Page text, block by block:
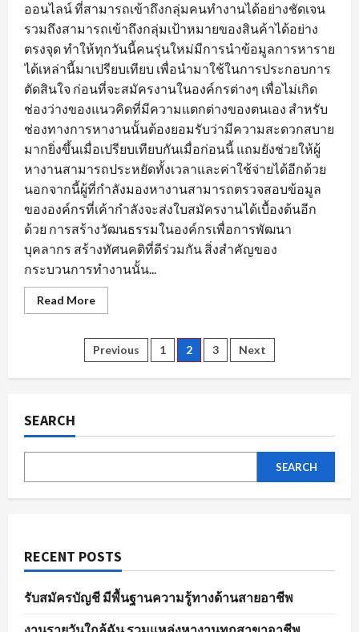
ออนไลน์ ที่สามารถเข้าถึงกลุ่มคนทำงานได้อย่างชัดเจน
รวมถึงสามารถเข้าถึงกลุ่มเป้าหมายของสินค้าได้อย่าง
ตรงจุด ทำให้ทุกวันนี้คนรุ่นใหม่มีการนำข้อมูลการหาราย
ได้เหล่านี้มาเปรียบเทียบ เพื่อนำมาใช้ในการประกอบการ
ตัดสินใจ ก่อนที่จะสมัครงานในองค์กรต่างๆ เพื่อไม่เกิด
ช่องว่างของแนวคิดที่มีความแตกต่างของตนเอง สำหรับ
ช่องทางการหางานนั้นต้องยอมรับว่ามีความสะดวกสบาย
มากยิ่งขึ้นเมื่อเปรียบเทียบกันเมื่อก่อนนี้ แถมยังช่วยให้ผู้
หางานสามารถประหยัดทั้งเวลาและค่าใช้จ่ายได้อีกด้วย
นอกจากนี้ผู้ที่กำลังมองหางานสามารถตรวจสอบข้อมูล
ขององค์กรที่เค้ากำลังจะส่งใบสมัครงานได้เบื้องต้นอีก
ด้วย การสร้างวัฒนธรรมในองค์กรเพื่อการพัฒนา
บุคลากร สร้างทัศนคติที่ดีร่วมกัน สิ่งสำคัญของ
กระบวนการทำงานนั้น...
Read MoreRead
more
ที่
ใช้
แสดง
ผล
มี
Posts
pagination
Previous 1 2 3 Next
SEARCH
SEARCH
RECENT POSTS
รับสมัครบัญชี มีพื้นฐานความรู้ทางด้านสายอาชีพ